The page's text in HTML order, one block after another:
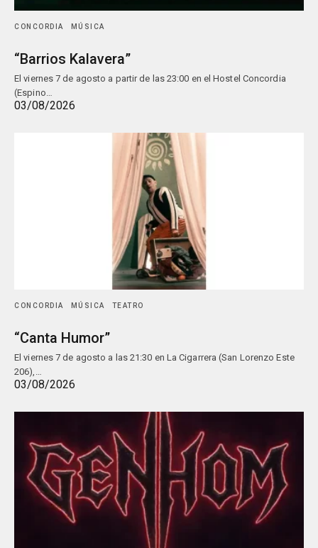
CONCORDIA MÚSICA
“Barrios Kalavera”
El viernes 7 de agosto a partir de las 23:00 en el Hostel Concordia
(Espino…
03/08/2026
CONCORDIA MÚSICA TEATRO
“Canta Humor”
El viernes 7 de agosto a las 21:30 en La Cigarrera (San Lorenzo Este
206),…
03/08/2026